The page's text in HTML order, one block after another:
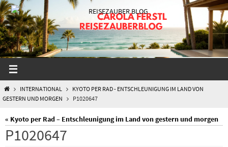
Zum
Inhalt
springen
STARTINTERNATIONAL
KYOTO PER RAD - ENTSCHLEUNIGUNG IM LAND VON
GESTERN UND MORGEN
P1020647
« Kyoto per Rad – Entschleunigung im Land von gestern und morgen
P1020647